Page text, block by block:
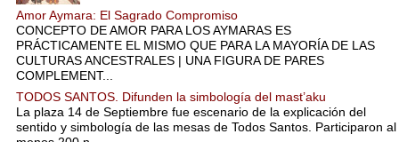
Amor Aymara: El Sagrado Compromiso
CONCEPTO DE AMOR PARA LOS AYMARAS ES
PRÁCTICAMENTE EL MISMO QUE PARA LA MAYORÍA DE LAS
CULTURAS ANCESTRALES | UNA FIGURA DE PARES
COMPLEMENT...
TODOS SANTOS. Difunden la simbología del mast’aku
La plaza 14 de Septiembre fue escenario de la explicación del
sentido y simbología de las mesas de Todos Santos. Participaron al